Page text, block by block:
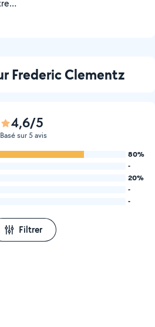
Frederic Clementz
4,6/5
Basé sur 5 avis
80%
-
20%
-
-
Filtrer